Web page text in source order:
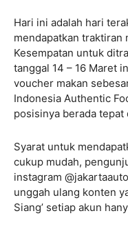
Hari ini adalah hari
mendapatkan traktiran
Kesempatan untuk
tanggal 14 – 16 Maret
voucher makan
Indonesia Authentic
posisinya berada tepat
Syarat untuk
cukup mudah,
instagram
unggah ulang konten
Siang’ setiap akun